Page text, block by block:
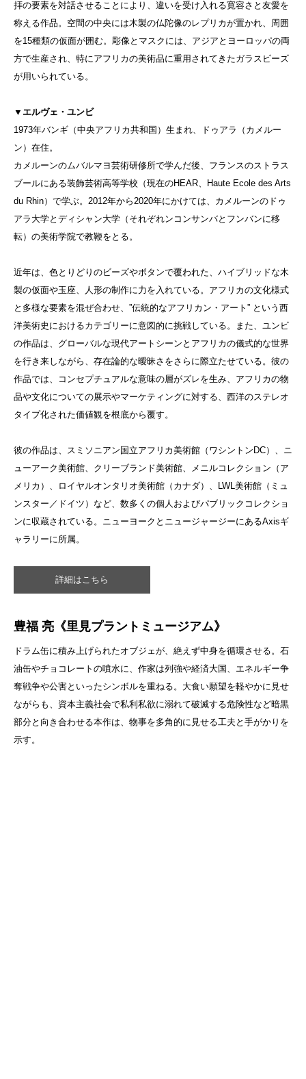
拝の要素を対話させることにより、違いを受け入れる寛容さと友愛を
称える作品。空間の中央には木製の仏陀像のレプリカが置かれ、周囲
を15種類の仮面が囲む。彫像とマスクには、アジアとヨーロッパの両
方で生産され、特にアフリカの美術品に重用されてきたガラスビーズ
が用いられている。
▼エルヴェ・ユンビ
1973年バンギ（中央アフリカ共和国）生まれ、ドゥアラ（カメルー
ン）在住。
カメルーンのムバルマヨ芸術研修所で学んだ後、フランスのストラス
ブールにある装飾芸術高等学校（現在のHEAR、Haute Ecole des Arts
du Rhin）で学ぶ。2012年から2020年にかけては、カメルーンのドゥ
アラ大学とディシャン大学（それぞれンコンサンバとフンバンに移
転）の美術学院で教鞭をとる。
近年は、色とりどりのビーズやボタンで覆われた、ハイブリッドな木
製の仮面や玉座、人形の制作に力を入れている。アフリカの文化様式
と多様な要素を混ぜ合わせ、”伝統的なアフリカン・アート” という西
洋美術史におけるカテゴリーに意図的に挑戦している。また、ユンビ
の作品は、グローバルな現代アートシーンとアフリカの儀式的な世界
を行き来しながら、存在論的な曖昧さをさらに際立たせている。彼の
作品では、コンセプチュアルな意味の層がズレを生み、アフリカの物
品や文化についての展示やマーケティングに対する、西洋のステレオ
タイプ化された価値観を根底から覆す。
彼の作品は、スミソニアン国立アフリカ美術館（ワシントンDC）、ニ
ューアーク美術館、クリーブランド美術館、メニルコレクション（ア
メリカ）、ロイヤルオンタリオ美術館（カナダ）、LWL美術館（ミュ
ンスター／ドイツ）など、数多くの個人およびパブリックコレクショ
ンに収蔵されている。ニューヨークとニュージャージーにあるAxisギ
ャラリーに所属。
詳細はこちら
豊福 亮《里見プラントミュージアム》
ドラム缶に積み上げられたオブジェが、絶えず中身を循環させる。石
油缶やチョコレートの噴水に、作家は列強や経済大国、エネルギー争
奪戦争や公害といったシンボルを重ねる。大食い願望を軽やかに見せ
ながらも、資本主義社会で私利私欲に溺れて破滅する危険性など暗黒
部分と向き合わせる本作は、物事を多角的に見せる工夫と手がかりを
示す。